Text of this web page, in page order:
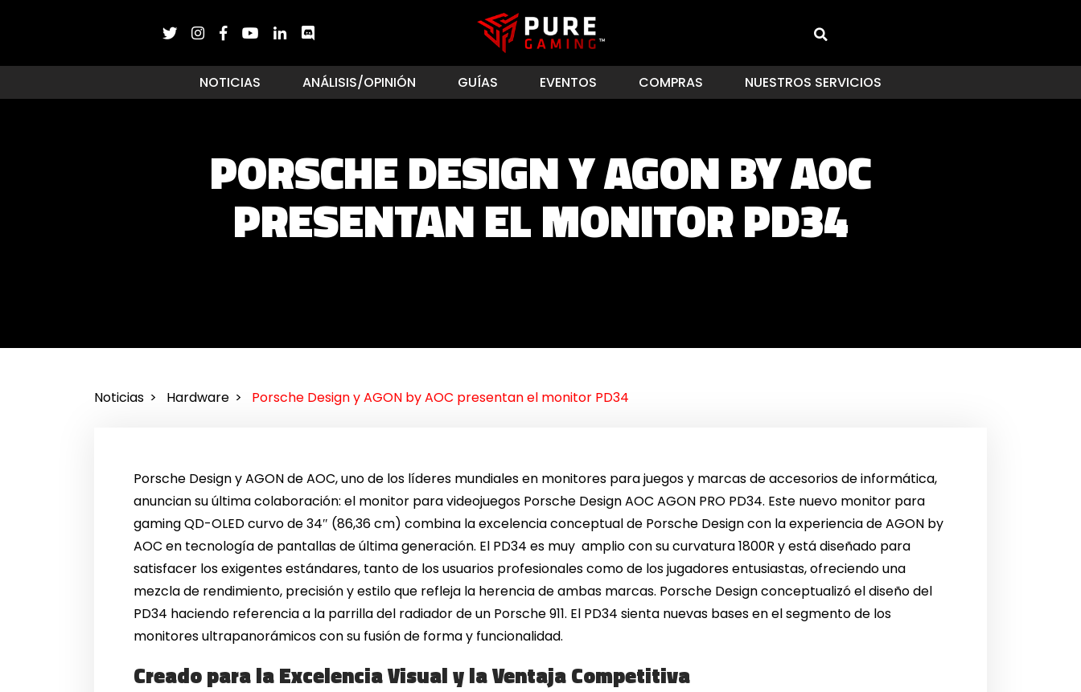
NOTICIAS ANÁLISIS/OPINIÓN GUÍAS EVENTOS COMPRAS NUESTROS SERVICIOS
PORSCHE DESIGN Y AGON BY AOC
PRESENTAN EL MONITOR PD34
Noticias Hardware Porsche Design y AGON by AOC presentan el monitor PD34
Porsche Design y AGON de AOC, uno de los líderes mundiales en monitores para juegos y marcas de accesorios de informática,
anuncian su última colaboración: el monitor para videojuegos Porsche Design AOC AGON PRO PD34. Este nuevo monitor para
gaming QD-OLED curvo de 34″ (86,36 cm) combina la excelencia conceptual de Porsche Design con la experiencia de AGON by
AOC en tecnología de pantallas de última generación. El PD34 es muy amplio con su curvatura 1800R y está diseñado para
satisfacer los exigentes estándares, tanto de los usuarios profesionales como de los jugadores entusiastas, ofreciendo una
mezcla de rendimiento, precisión y estilo que refleja la herencia de ambas marcas. Porsche Design conceptualizó el diseño del
PD34 haciendo referencia a la parrilla del radiador de un Porsche 911. El PD34 sienta nuevas bases en el segmento de los
monitores ultrapanorámicos con su fusión de forma y funcionalidad.
Creado para la Excelencia Visual y la Ventaja Competitiva